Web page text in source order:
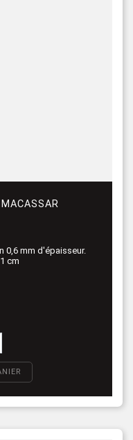
0,6 mm d'épaisseur.
cm